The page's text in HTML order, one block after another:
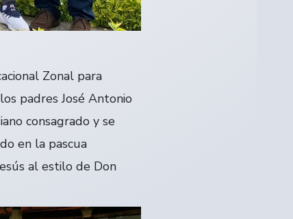
Zonal para
padres José Antonio
consagrado y se
en la pascua
al estilo de Don